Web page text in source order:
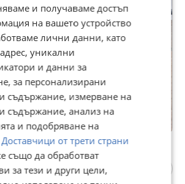
и получаваме достъп
на вашето устройство
лични данни, като
уникални
и данни за
за персонализирани
съдържание, измерване на
съдържание, анализ на
и подобряване на
Доставчици от трети страни
също да обработват
за тези и други цели,